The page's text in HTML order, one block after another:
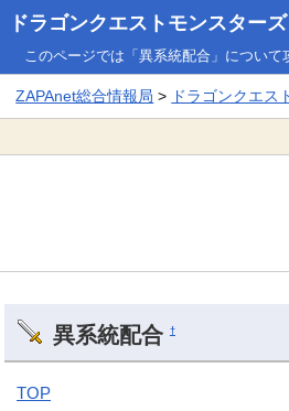
ドラゴンクエストモンスター
このページでは「異系統配合」について
ZAPAnet総合情報局 > ドラゴンクエス
異系統配合 †
TOP